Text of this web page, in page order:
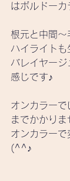
はボルドーカ
根元と中間～
ハイライトも
バレイヤージ
感じです♪
オンカラーで
までかかりま
オンカラーで
(^^♪